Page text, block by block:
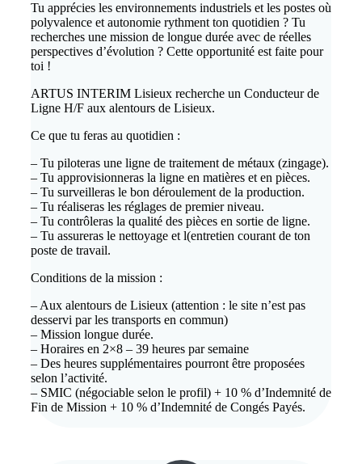
Tu apprécies les environnements industriels et les postes où
polyvalence et autonomie rythment ton quotidien ? Tu
recherches une mission de longue durée avec de réelles
perspectives d’évolution ? Cette opportunité est faite pour
toi !
ARTUS INTERIM Lisieux recherche un Conducteur de
Ligne H/F aux alentours de Lisieux.
Ce que tu feras au quotidien :
– Tu piloteras une ligne de traitement de métaux (zingage).
– Tu approvisionneras la ligne en matières et en pièces.
– Tu surveilleras le bon déroulement de la production.
– Tu réaliseras les réglages de premier niveau.
– Tu contrôleras la qualité des pièces en sortie de ligne.
– Tu assureras le nettoyage et l(entretien courant de ton
poste de travail.
Conditions de la mission :
– Aux alentours de Lisieux (attention : le site n’est pas
desservi par les transports en commun)
– Mission longue durée.
– Horaires en 2×8 – 39 heures par semaine
– Des heures supplémentaires pourront être proposées
selon l’activité.
– SMIC (négociable selon le profil) + 10 % d’Indemnité de
Fin de Mission + 10 % d’Indemnité de Congés Payés.